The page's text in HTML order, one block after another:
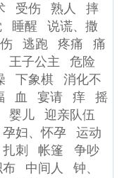
受伤 熟人
摔
睡醒
说谎、撒
逃跑 疼痛
痛
王子公主
危险
下象棋
消化不
血 宴请 痒
摇
婴儿
迎亲队伍
孕妇、怀孕
运动
扎刺 帐篷
争吵
布 中间人
钟、